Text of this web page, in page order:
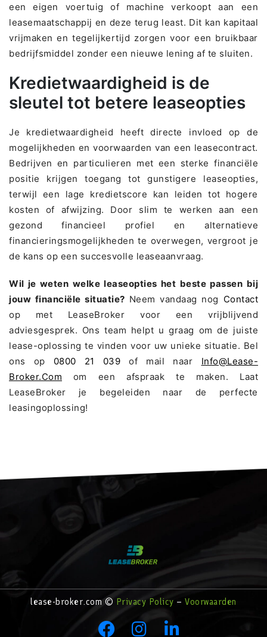
een eigen voertuig of machine verkoopt aan een
leasemaatschappij en deze terug least. Dit kan kapitaal
vrijmaken en tegelijkertijd zorgen voor een bruikbaar
bedrijfsmiddel zonder een nieuwe lening af te sluiten.
Kredietwaardigheid is de
sleutel tot betere leaseopties
Je kredietwaardigheid heeft directe invloed op de
mogelijkheden en voorwaarden van een leasecontract.
Bedrijven en particulieren met een sterke financiële
positie krijgen toegang tot gunstigere leaseopties,
terwijl een lage kredietscore kan leiden tot hogere
kosten of afwijzing. Door slim te werken aan een
gezond financieel profiel en alternatieve
financieringsmogelijkheden te overwegen, vergroot je
de kans op een succesvolle leaseaanvraag.
Wil je weten welke leaseopties het beste passen bij
jouw financiële situatie? Neem vandaag nog Contact
op met LeaseBroker voor een vrijblijvend
adviesgesprek. Ons team helpt u graag om de juiste
lease-oplossing te vinden voor uw unieke situatie. Bel
ons op 0800 21 039 of mail naar Info@lease-
Broker.com om een afspraak te maken. Laat
LeaseBroker je begeleiden naar de perfecte
leasingoplossing!
lease-broker.com © Privacy Policy –Voorwaarden